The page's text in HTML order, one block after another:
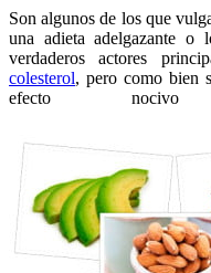
Son algunos de los que
una adieta adelgazante o
verdaderos actores
colesterol, pero como bien
efecto